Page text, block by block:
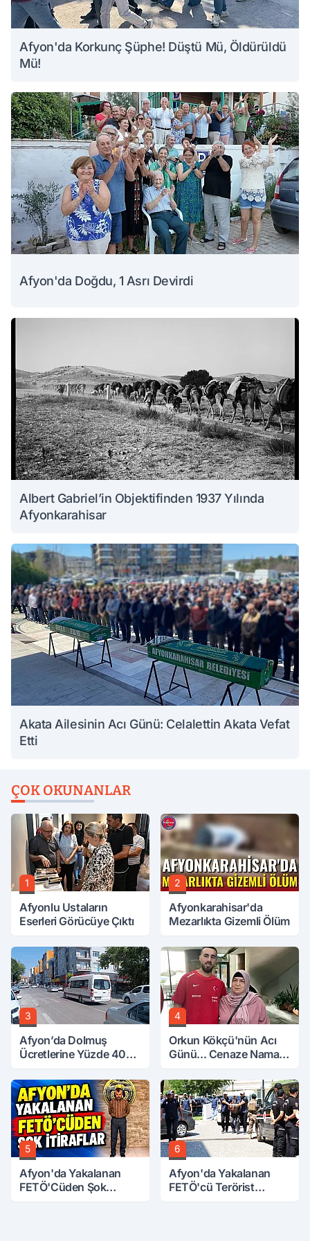
Afyon'da Korkunç Şüphe! Düştü Mü, Öldürüldü
Mü!
Afyon'da Doğdu, 1 Asrı Devirdi
Albert Gabriel’in Objektifinden 1937 Yılında
Afyonkarahisar
Akata Ailesinin Acı Günü: Celalettin Akata Vefat
Etti
ÇOK OKUNANLAR
1
Afyonlu Ustaların
Eserleri Görücüye Çıktı
2
Afyonkarahisar'da
Mezarlıkta Gizemli Ölüm
3
Afyon’da Dolmuş
Ücretlerine Yüzde 40
4
Orkun Kökçü'nün Acı
Günü... Cenaze Namazı
5
Afyon'da Yakalanan
FETÖ'Cüden Şok
6
Afyon'da Yakalanan
FETÖ'cü Terörist